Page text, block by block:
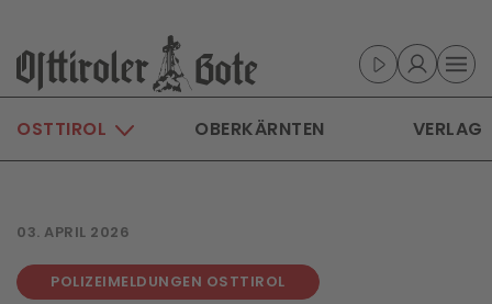
Skip to main content
OSTTIROL OBERKÄRNTEN VERLAG
03. APRIL 2026
POLIZEIMELDUNGEN OSTTIROL